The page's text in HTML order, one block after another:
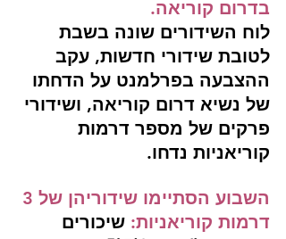
בדרום קוריאה.
לוח השידורים שונה בשבת
לטובת שידורי חדשות, עקב
ההצבעה בפרלמנט על הדחתו
של נשיא דרום קוריאה, ושידורי
פרקים של מספר דרמות
קוריאניות נדחו.
דרמות קוריאניות: שיכורים